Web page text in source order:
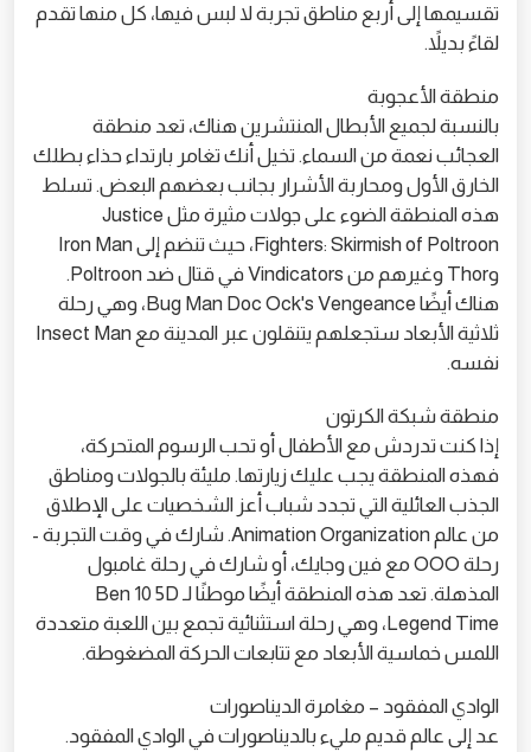
تقسيمها إلى أربع مناطق تجربة لا لبس فيها، كل منها تقدم
لقاءً بديلاً.
منطقة الأعجوبة
بالنسبة لجميع الأبطال المنتشرين هناك، تعد منطقة
العجائب نعمة من السماء. تخيل أنك تغامر بارتداء حذاء بطلك
الخارق الأول ومحاربة الأشرار بجانب بعضهم البعض. تسلط
هذه المنطقة الضوء على جولات مثيرة مثل Justice
Fighters: Skirmish of Poltroon، حيث تنضم إلى Iron Man
وThor وغيرهم من Vindicators في قتال ضد Poltroon.
هناك أيضًا Bug Man Doc Ock's Vengeance، وهي رحلة
ثلاثية الأبعاد ستجعلهم يتنقلون عبر المدينة مع Insect Man
نفسه.
منطقة شبكة الكرتون
إذا كنت تدردش مع الأطفال أو تحب الرسوم المتحركة،
فهذه المنطقة يجب عليك زيارتها. مليئة بالجولات ومناطق
الجذب العائلية التي تجدد شباب أعز الشخصيات على الإطلاق
من عالم Animation Organization. شارك في وقت التجربة -
رحلة OOO مع فين وجايك، أو شارك في رحلة غامبول
المذهلة. تعد هذه المنطقة أيضًا موطنًا لـ Ben 10 5D
Legend Time، وهي رحلة استثنائية تجمع بين اللعبة متعددة
اللمس خماسية الأبعاد مع تتابعات الحركة المضغوطة.
الوادي المفقود – مغامرة الديناصورات
عد إلى عالم قديم مليء بالديناصورات في الوادي المفقود.